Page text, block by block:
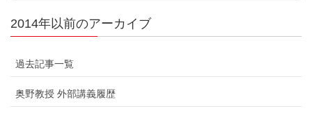
2014年以前のアーカイブ
過去記事一覧
奥野教授 外部講義履歴